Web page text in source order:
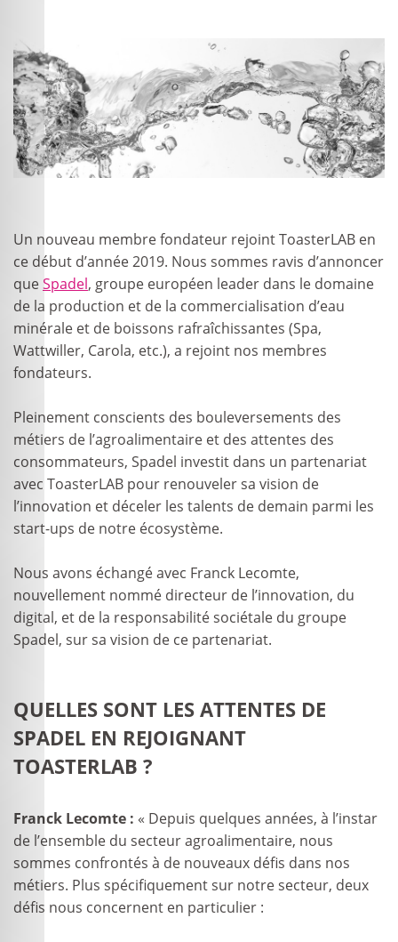
Un nouveau membre fondateur rejoint ToasterLAB en
ce début d’année 2019. Nous sommes ravis d’annoncer
queSpadel, groupe européen leader dans le domaine
de la production et de la commercialisation d’eau
minérale et de boissons rafraîchissantes (Spa,
Wattwiller, Carola, etc.), a rejoint nos membres
fondateurs.
Pleinement conscients des bouleversements des
métiers de l’agroalimentaire et des attentes des
consommateurs, Spadel investit dans un partenariat
avec ToasterLAB pour renouveler sa vision de
l’innovation et déceler les talents de demain parmi les
start-ups de notre écosystème.
Nous avons échangé avec Franck Lecomte,
nouvellement nommé directeur de l’innovation, du
digital, et de la responsabilité sociétale du groupe
Spadel, sur sa vision de ce partenariat.
QUELLES SONT LES ATTENTES DE
SPADEL EN REJOIGNANT
TOASTERLAB ?
Franck Lecomte : « Depuis quelques années, à l’instar
de l’ensemble du secteur agroalimentaire, nous
sommes confrontés à de nouveaux défis dans nos
métiers. Plus spécifiquement sur notre secteur, deux
défis nous concernent en particulier :